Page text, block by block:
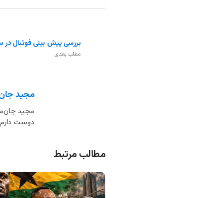
بررسی پیش بینی فوتبال
مطلب بعدی
مجید
مجید
دوست
مطالب مرتبط